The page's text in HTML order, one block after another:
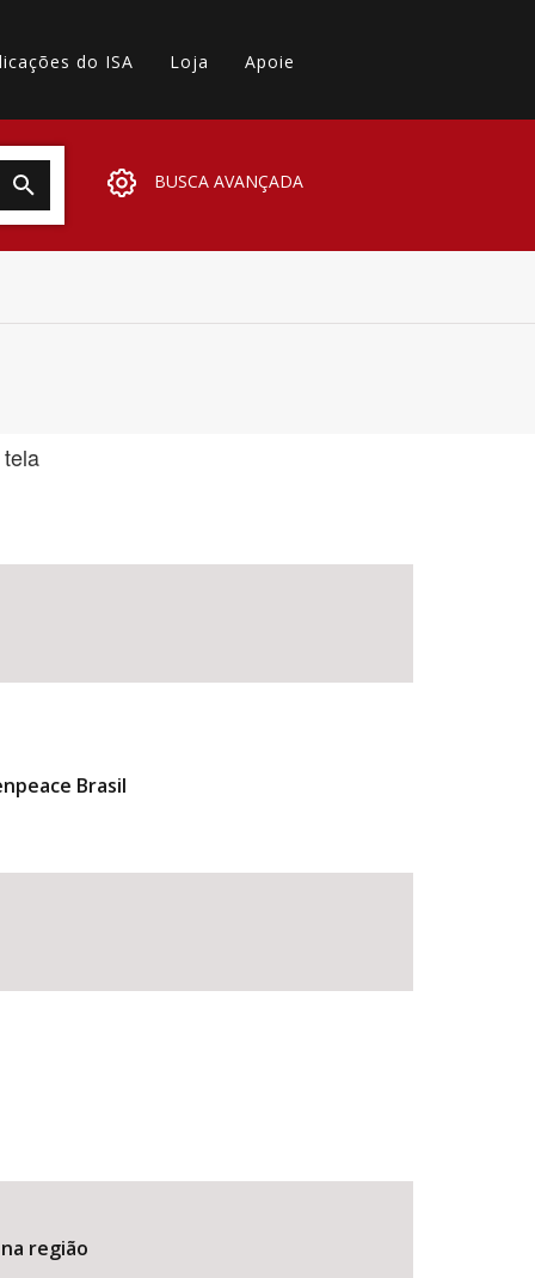
do ISA Loja Apoie
BUSCA AVANÇADA
Brasil
região